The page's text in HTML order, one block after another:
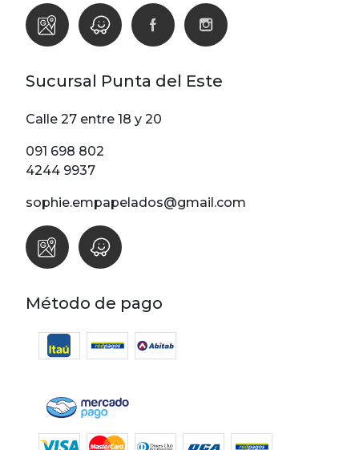
Varios
por
precio
Sucursal Punta del Este
Calle 27 entre 18 y 20
091 698 802
4244 9937
sophie.empapelados@gmail.com
Método de pago